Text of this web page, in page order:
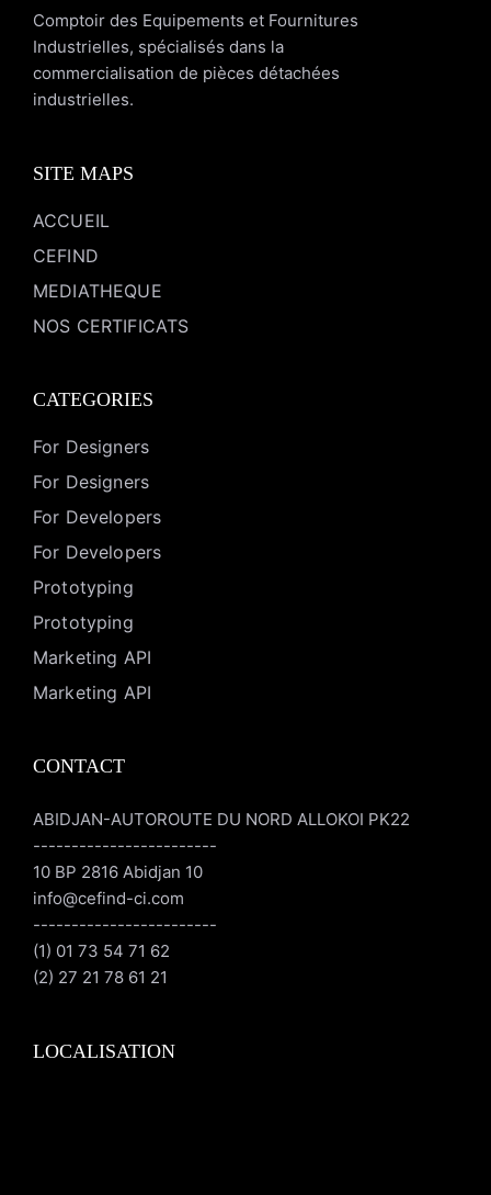
Comptoir des Equipements et Fournitures
Industrielles, spécialisés dans la
commercialisation de pièces détachées
industrielles.
SITE MAPS
ACCUEIL
CEFIND
MEDIATHEQUE
NOS CERTIFICATS
CATEGORIES
For Designers
For Designers
For Developers
For Developers
Prototyping
Prototyping
Marketing API
Marketing API
CONTACT
ABIDJAN-AUTOROUTE DU NORD ALLOKOI PK22
------------------------
10 BP 2816 Abidjan 10
info@cefind-ci.com
------------------------
(1) 01 73 54 71 62
(2) 27 21 78 61 21
LOCALISATION